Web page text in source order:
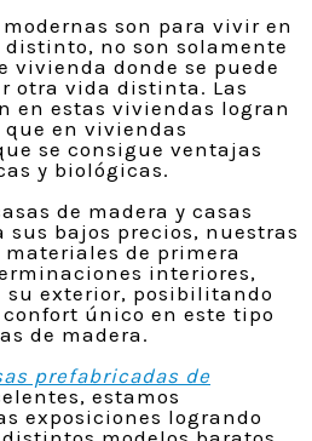
modernas son para vivir en
no son solamente
vivienda donde se puede
otra vida distinta. Las
en estas viviendas logran
en viviendas
se consigue ventajas
y biológicas.
de madera y casas
sus bajos precios, nuestras
de primera
interiores,
su exterior, posibilitando
único en este tipo
de madera.
prefabricadas de
estamos
exposiciones logrando